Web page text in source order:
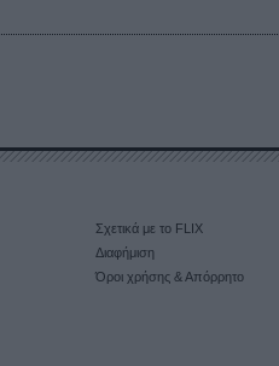
Σχετικά με το FLIX
Διαφήμιση
Όροι χρήσης & Απόρρητο